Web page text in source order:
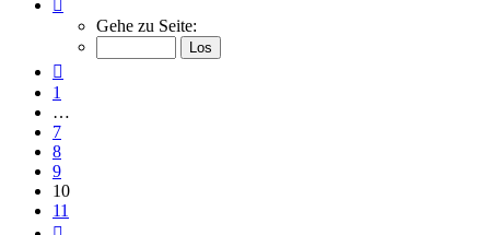
10
von
Gehe zu Seite:
1
…
7
8
9
10
11